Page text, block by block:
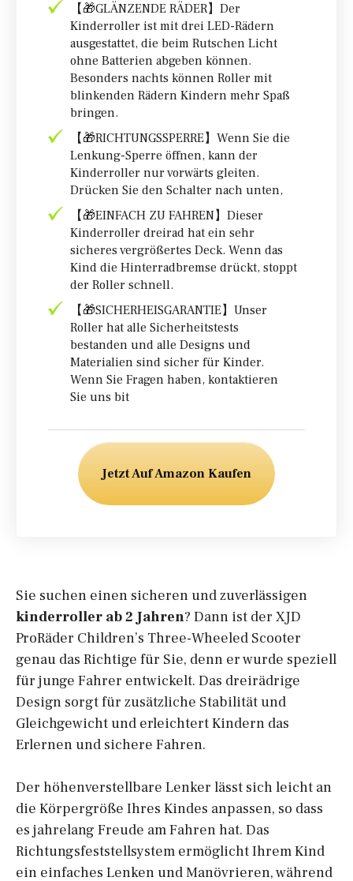
【🎁GLÄNZENDE RÄDER】Der
Kinderroller ist mit drei LED-Rädern
ausgestattet, die beim Rutschen Licht
ohne Batterien abgeben können.
Besonders nachts können Roller mit
blinkenden Rädern Kindern mehr Spaß
bringen.
【🎁RICHTUNGSSPERRE】Wenn Sie die
Lenkung-Sperre öffnen, kann der
Kinderroller nur vorwärts gleiten.
Drücken Sie den Schalter nach unten,
【🎁EINFACH ZU FAHREN】Dieser
Kinderroller dreirad hat ein sehr
sicheres vergrößertes Deck. Wenn das
Kind die Hinterradbremse drückt, stoppt
der Roller schnell.
【🎁SICHERHEISGARANTIE】Unser
Roller hat alle Sicherheitstests
bestanden und alle Designs und
Materialien sind sicher für Kinder.
Wenn Sie Fragen haben, kontaktieren
Sie uns bit
Jetzt Auf Amazon Kaufen
Sie suchen einen sicheren und zuverlässigen
kinderroller ab 2 Jahren? Dann ist der XJD
ProRäder Children’s Three-Wheeled Scooter
genau das Richtige für Sie, denn er wurde speziell
für junge Fahrer entwickelt. Das dreirädrige
Design sorgt für zusätzliche Stabilität und
Gleichgewicht und erleichtert Kindern das
Erlernen und sichere Fahren.
Der höhenverstellbare Lenker lässt sich leicht an
die Körpergröße Ihres Kindes anpassen, so dass
es jahrelang Freude am Fahren hat. Das
Richtungsfeststellsystem ermöglicht Ihrem Kind
ein einfaches Lenken und Manövrieren, während